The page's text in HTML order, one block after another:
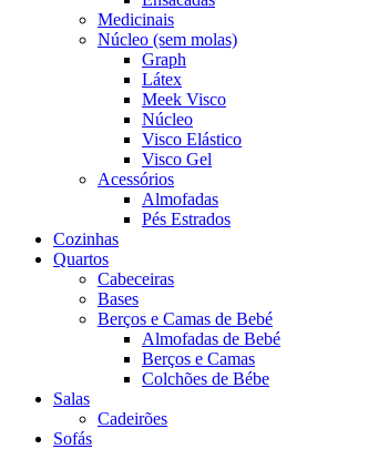
Medicinais
Núcleo (sem molas)
Graph
Látex
Meek Visco
Núcleo
Visco Elástico
Visco Gel
Acessórios
Almofadas
Pés Estrados
Cozinhas
Quartos
Cabeceiras
Bases
Berços e Camas de Bebé
Almofadas de Bebé
Berços e Camas
Colchões de Bébe
Salas
Cadeirões
Sofás